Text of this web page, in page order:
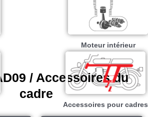
Moteur intérieur​
Accessoires pour cadres
/ Accessoires du
cadre